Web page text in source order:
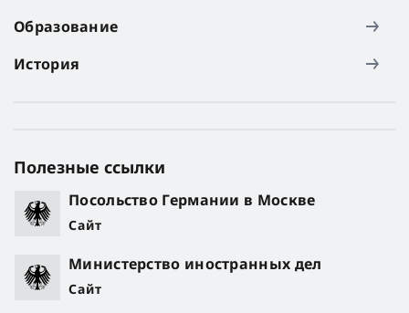
Образование
История
Полезные ссылки
Посольство Германии в Москве
Сайт
Министерство иностранных дел
Сайт